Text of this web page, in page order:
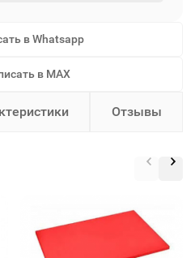
в Whatsapp
в MAX
Отзывы